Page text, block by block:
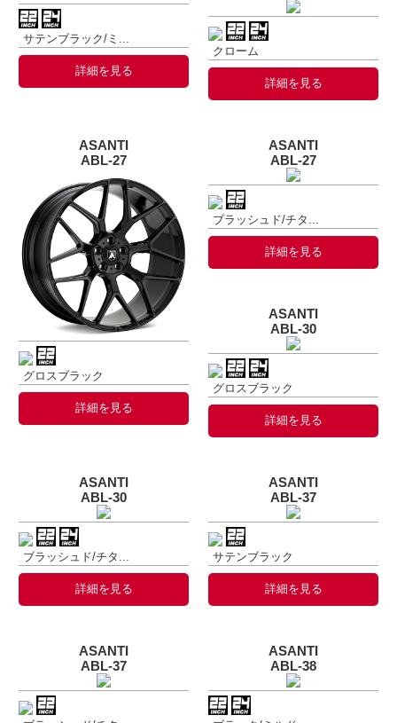
サテンブラック/ミ...
詳細を見る
クローム
詳細を見る
ASANTI
ABL-27
グロスブラック
詳細を見る
ASANTI
ABL-27
ブラッシュド/チタ...
詳細を見る
ASANTI
ABL-30
グロスブラック
詳細を見る
ASANTI
ABL-30
ブラッシュド/チタ...
詳細を見る
ASANTI
ABL-37
サテンブラック
詳細を見る
ASANTI
ABL-37
ASANTI
ABL-38